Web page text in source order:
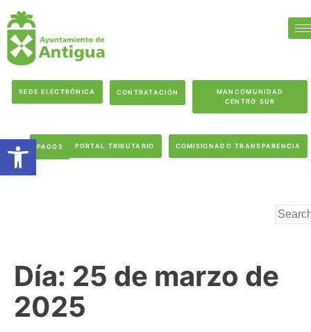
SEDE ELECTRÓNICA CONTRATACIÓN
MANCOMUNIDAD
CENTRO SUR
PAGOS PORTAL TRIBUTARIO COMISIONADO TRANSPARENCIA
Día: 25 de marzo de
2025
Abrir barra de herramientas